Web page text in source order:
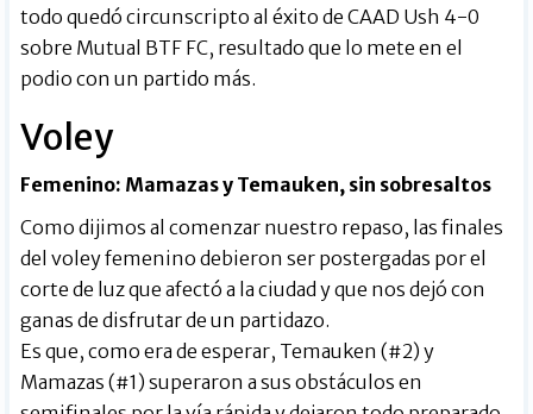
todo quedó circunscripto al éxito de CAAD Ush 4-0
sobre Mutual BTF FC, resultado que lo mete en el
podio con un partido más.
Voley
Femenino: Mamazas y Temauken, sin sobresaltos
Como dijimos al comenzar nuestro repaso, las finales
del voley femenino debieron ser postergadas por el
corte de luz que afectó a la ciudad y que nos dejó con
ganas de disfrutar de un partidazo.
Es que, como era de esperar, Temauken (#2) y
Mamazas (#1) superaron a sus obstáculos en